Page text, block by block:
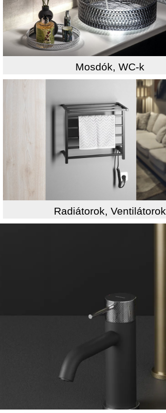
Mosdók, WC-k
Radiátorok, Ventilátorok